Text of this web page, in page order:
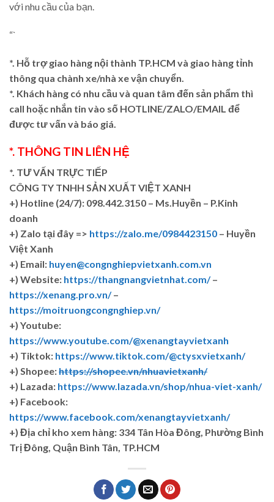
với nhu cầu của bạn.
“`
*. Hỗ trợ giao hàng nội thành TP.HCM và giao hàng tỉnh
thông qua chành xe/nhà xe vận chuyển.
*. Khách hàng có nhu cầu và quan tâm đến sản phẩm thì
call hoặc nhắn tin vào số HOTLINE/ZALO/EMAIL để
được tư vấn và báo giá.
*. THÔNG TIN LIÊN HỆ
*. TƯ VẤN TRỰC TIẾP
CÔNG TY TNHH SẢN XUẤT VIỆT XANH
+) Hotline (24/7): 098.442.3150 – Ms.Huyền – P.Kinh
doanh
+) Zalo tại đây => https://zalo.me/0984423150 – Huyền
Việt Xanh
+) Email: huyen@congnghiepvietxanh.com.vn
+) Website: https://thangnangvietnhat.com/–
https://xenang.pro.vn/–
https://moitruongcongnghiep.vn/
+) Youtube:
https://www.youtube.com/@xenangtayvietxanh
+) Tiktok: https://www.tiktok.com/@ctysxvietxanh/
+) Shopee:https://shopee.vn/nhuavietxanh/
+) Lazada: https://www.lazada.vn/shop/nhua-viet-xanh/
+) Facebook:
https://www.facebook.com/xenangtayvietxanh/
+) Địa chỉ kho xem hàng: 334 Tân Hòa Đông, Phường Bình
Trị Đông, Quận Bình Tân, TP.HCM